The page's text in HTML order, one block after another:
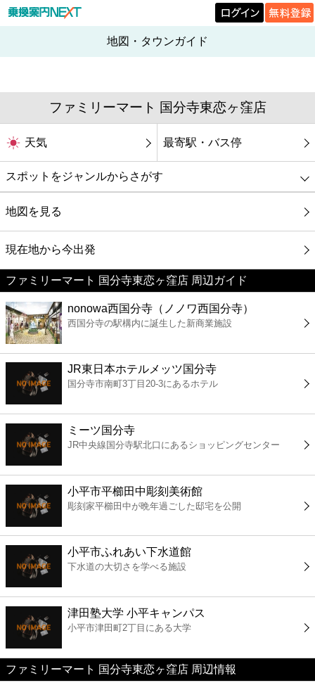
地図・タウンガイド
ファミリーマート 国分寺東恋ヶ窪店
天気 最寄駅・バス停
スポットをジャンルからさがす
グルメ
映画
美容
コンビニ
薬局
スーパー
エンタメ
レジャー
書店
ファミレス
ファーストフード
カフェ
ショッピング
地図を見る
現在地から今出発
ファミリーマート 国分寺東恋ヶ窪店 周辺ガイド
nonowa西国分寺（ノノワ西国分寺）
西国分寺の駅構内に誕生した新商業施設
JR東日本ホテルメッツ国分寺
国分寺市南町3丁目20-3にあるホテル
ミーツ国分寺
JR中央線国分寺駅北口にあるショッピングセンター
小平市平櫛田中彫刻美術館
彫刻家平櫛田中が晩年過ごした邸宅を公開
小平市ふれあい下水道館
下水道の大切さを学べる施設
津田塾大学 小平キャンパス
小平市津田町2丁目にある大学
ファミリーマート 国分寺東恋ヶ窪店 周辺情報